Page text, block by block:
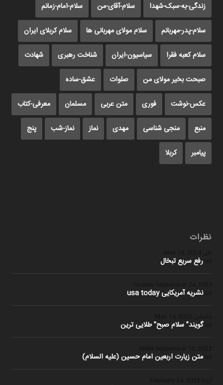
زندگی-به-سبک-شهدا سلام-آقای-من سلام-امام-زمانم
سلام-پدر-مهربانم سلام مولای مهربانی ها سلام کربلای ایران
سلام کعبه فقرا سیاسیون-ایران شناخت رهبری شهادت
صبحت بخیر مولای من صلوات عشق-ساده
عکس-نوشت فوری متن عربی مسلمان معرفی-کتاب
منبع منجی شناسی مهدی نماز نماز-شب پنج
پیامبر کربلا
نظرات
علی
رفع سریع تبخال
نشریه آمریکایی usa today
گویند” سلام صبح” طلایی ترین
متن زیارت اربعین امام حسین (علیه السلام)